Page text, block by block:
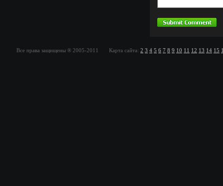
Все права защищены ® 2005-2011 Карта сайта: 2 3 4 5 6 7 8 9 10 11 12 13 14 15